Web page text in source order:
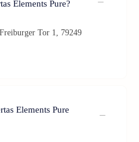
Elements Pure?
Tor 1, 79249
Elements Pure